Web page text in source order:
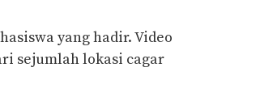
yang hadir. Video
sejumlah lokasi cagar